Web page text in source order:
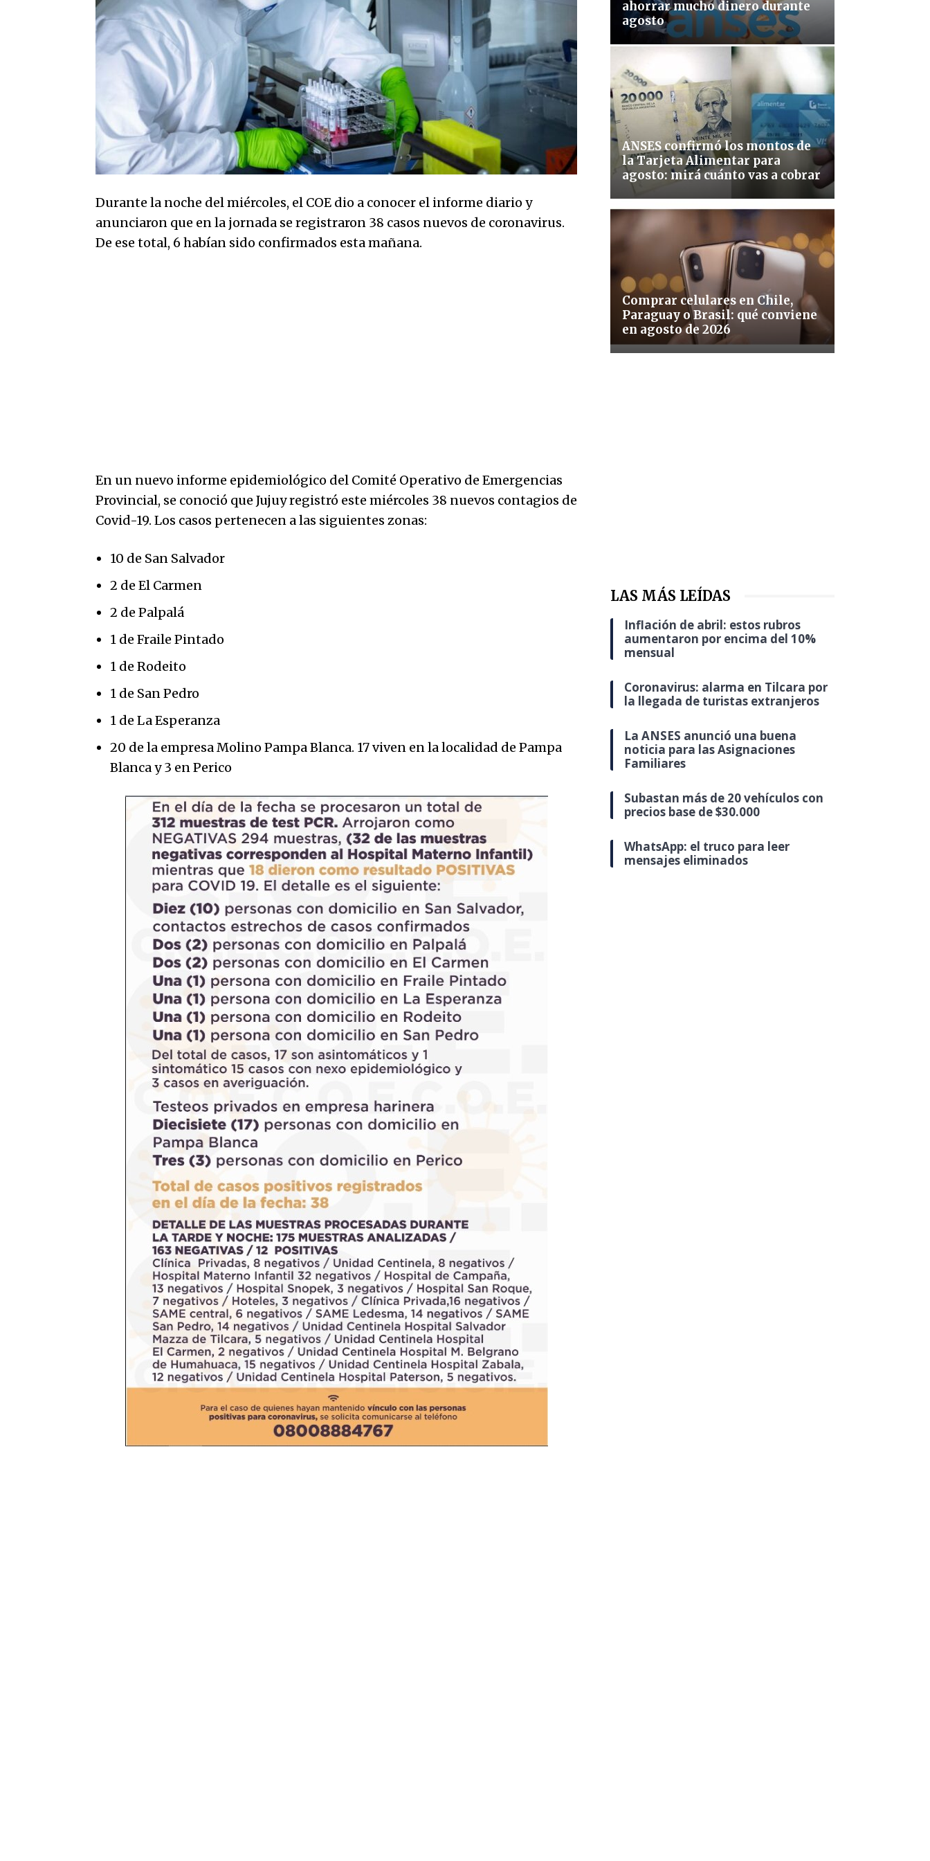
Durante la noche del miércoles, el COE dio a conocer el informe diario y
anunciaron que en la jornada se registraron 38 casos nuevos de coronavirus.
De ese total, 6 habían sido confirmados esta mañana.
En un nuevo informe epidemiológico del Comité Operativo de Emergencias
Provincial, se conoció que Jujuy registró este miércoles 38 nuevos contagios de
Covid-19. Los casos pertenecen a las siguientes zonas:
10 de San Salvador
2 de El Carmen
2 de Palpalá
1 de Fraile Pintado
1 de Rodeito
1 de San Pedro
1 de La Esperanza
20 de la empresa Molino Pampa Blanca. 17 viven en la localidad de Pampa
Blanca y 3 en Perico
ahorrar mucho dinero durante
agosto
ANSES confirmó los montos de
la Tarjeta Alimentar para
agosto: mirá cuánto vas a cobrar
Comprar celulares en Chile,
Paraguay o Brasil: qué conviene
en agosto de 2026
LAS MÁS LEÍDAS
Inflación de abril: estos rubros
aumentaron por encima del 10%
mensual
Coronavirus: alarma en Tilcara por
la llegada de turistas extranjeros
La ANSES anunció una buena
noticia para las Asignaciones
Familiares
Subastan más de 20 vehículos con
precios base de $30.000
WhatsApp: el truco para leer
mensajes eliminados